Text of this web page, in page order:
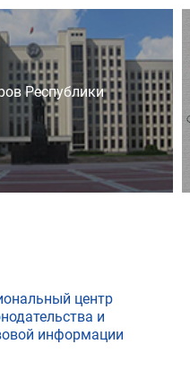
Республики
центр
и
информации